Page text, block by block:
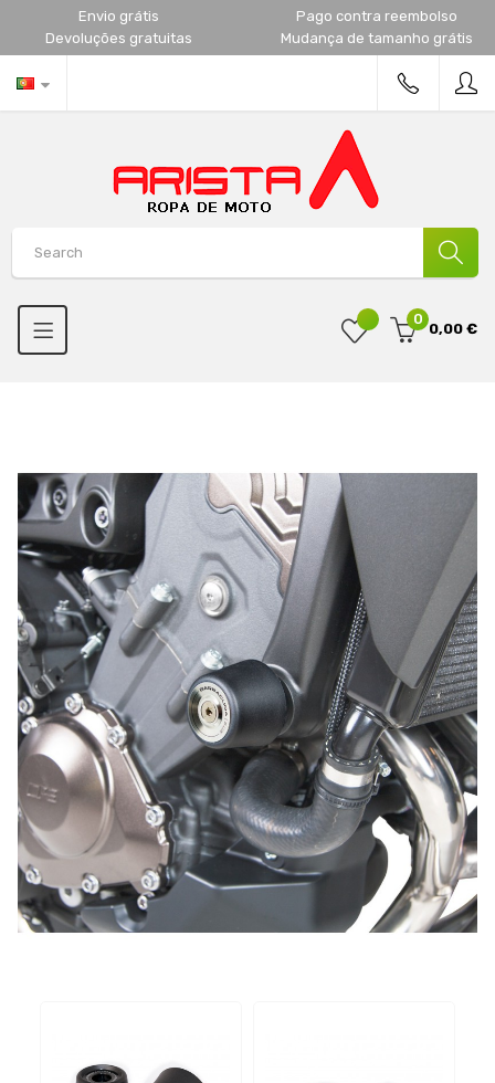
Envio grátis
Pago contra reembolso
Devoluções gratuitas
Mudança de tamanho grátis
0
0,00 €